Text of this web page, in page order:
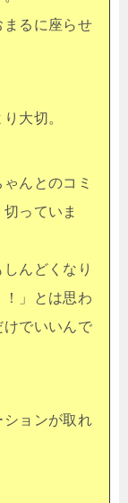
まるに座らせ
大切。
んとのコミ
っていま
んどくなり
」とは思わ
でいいんで
ションが取れ